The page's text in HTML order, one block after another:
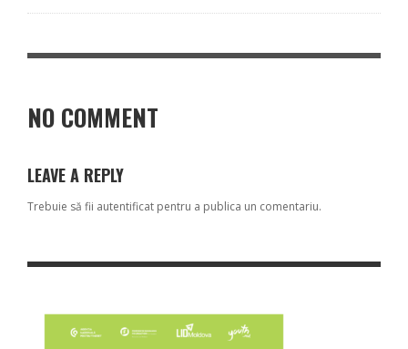
NO COMMENT
LEAVE A REPLY
Trebuie să fii autentificat pentru a publica un comentariu.